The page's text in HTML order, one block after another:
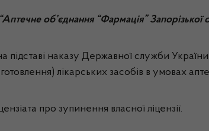
об’єднання “Фармація” Запорізької
підставі наказу Державної служби України
лікарських засобів в умовах
про зупинення власної ліцензії.